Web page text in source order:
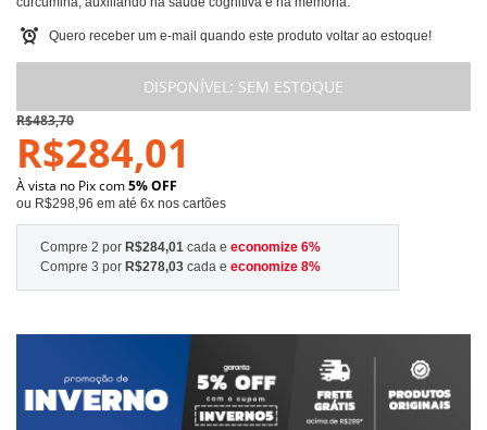
Quero receber um e-mail quando este produto voltar ao estoque!
DISPONÍVEL: SEM ESTOQUE
R$483,70
R$284,01
À vista no Pix com5% OFF
ou R$298,96 em até 6x nos cartões
Compre 2 por R$284,01 cada e economize 6%
Compre 3 por R$278,03 cada e economize 8%